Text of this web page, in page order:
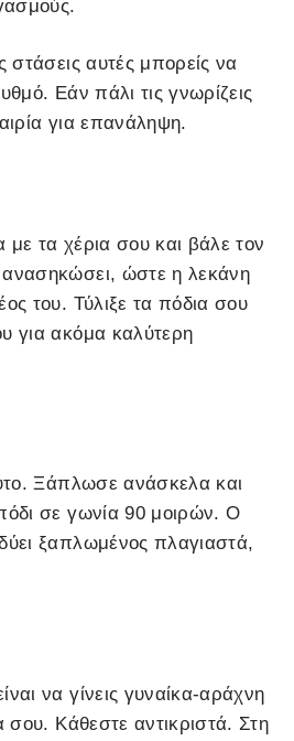
στάσεις αυτές μπορείς να
Εάν πάλι τις γνωρίζεις
για επανάληψη.
τα χέρια σου και βάλε τον
ώστε η λεκάνη
του. Τύλιξε τα πόδια σου
για ακόμα καλύτερη
Ξάπλωσε ανάσκελα και
σε γωνία 90 μοιρών. Ο
ξαπλωμένος πλαγιαστά,
να γίνεις γυναίκα-αράχνη
σου. Κάθεστε αντικριστά. Στη